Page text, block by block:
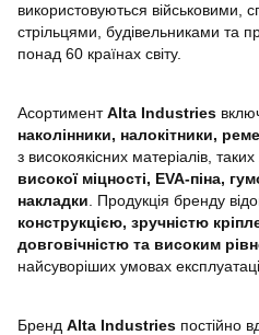
використовуються військовими,
стрільцями, будівельниками та
понад 60 країнах світу.
АсортиментAlta Industries
наколінники, налокітники,
з високоякісних матеріалів, таких
високої міцності, EVA-піна,
накладки . Продукція бренду
конструкцією, зручністю
довговічністю та високим
найсуворіших умовах
Бренд Alta Industries постійно